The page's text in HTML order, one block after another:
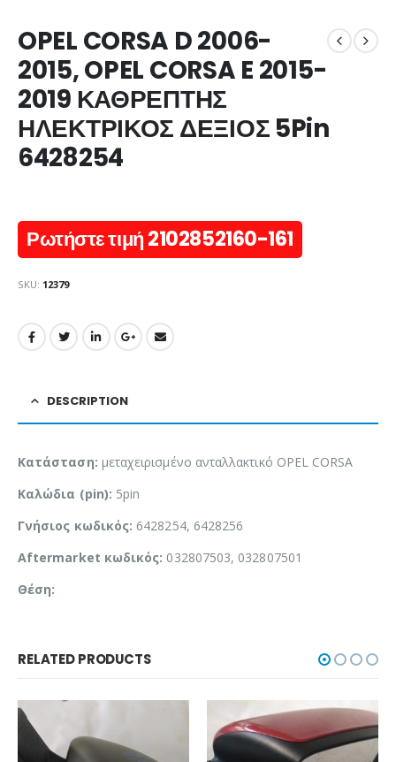
OPEL CORSA D 2006-
2015, OPEL CORSA E 2015-
2019 ΚΑΘΡΕΠΤΗΣ
ΗΛΕΚΤΡΙΚΟΣ ΔΕΞΙΟΣ 5Pin
6428254
Ρωτήστε τιμή 2102852160-161
SKU: 12379
DESCRIPTION
Κατάσταση: μεταχειρισμένο ανταλλακτικό OPEL CORSA
Καλώδια (pin): 5pin
Γνήσιος κωδικός: 6428254, 6428256
Aftermarket κωδικός: 032807503, 032807501
Θέση:
RELATED PRODUCTS